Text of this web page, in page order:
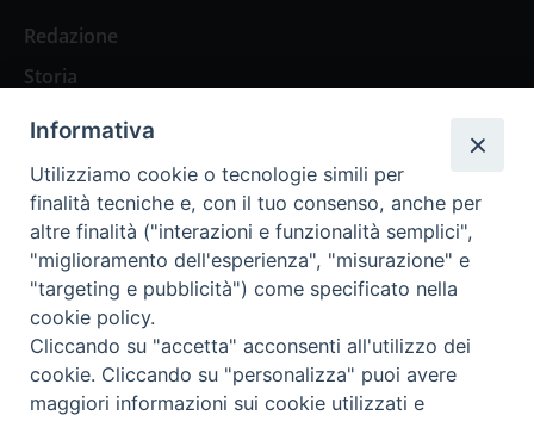
Redazione
Storia
Abbonamenti
Abbonamento Annuale Digitale
Abbonamento Annuale Cartaceo
Abbonamento Singola Copia Digitale
Informativa
Utilizziamo cookie o tecnologie simili per
finalità tecniche e, con il tuo consenso, anche per
altre finalità ("interazioni e funzionalità semplici",
"miglioramento dell'esperienza", "misurazione" e
"targeting e pubblicità") come specificato nella
cookie policy.
Cliccando su "accetta" acconsenti all'utilizzo dei
cookie. Cliccando su "personalizza" puoi avere
maggiori informazioni sui cookie utilizzati e